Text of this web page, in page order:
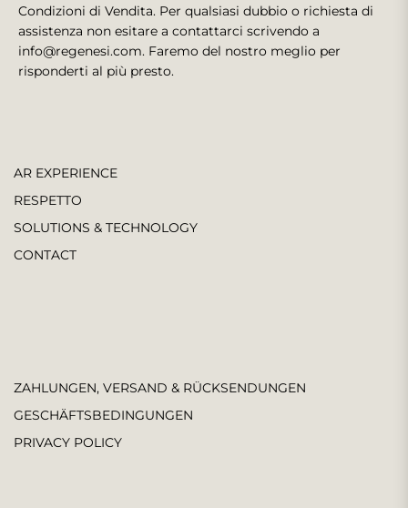
Condizioni di Vendita. Per qualsiasi dubbio o richiesta di
assistenza non esitare a contattarci scrivendo a
info@regenesi.com. Faremo del nostro meglio per
risponderti al più presto.
AR EXPERIENCE
RESPETTO
SOLUTIONS & TECHNOLOGY
CONTACT
ZAHLUNGEN, VERSAND & RÜCKSENDUNGEN
GESCHÄFTSBEDINGUNGEN
PRIVACY POLICY